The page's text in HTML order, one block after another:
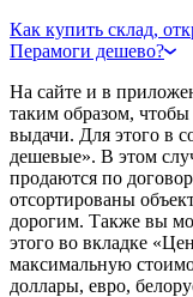
Как купить склад,
Перамоги дешево?
На сайте и в
таким образом,
выдачи. Для этого в
дешевые». В этом
продаются по
отсортированы
дорогим. Также вы
этого во вкладке
максимальную
доллары, евро,